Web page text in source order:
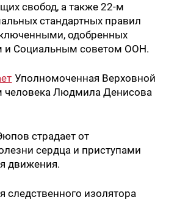
свобод, а также 22-м
стандартных правил
одобренных
и Социальным советом ООН.
Уполномоченная Верховной
человека Людмила Денисова
страдает от
сердца и приступами
движения.
следственного изолятора